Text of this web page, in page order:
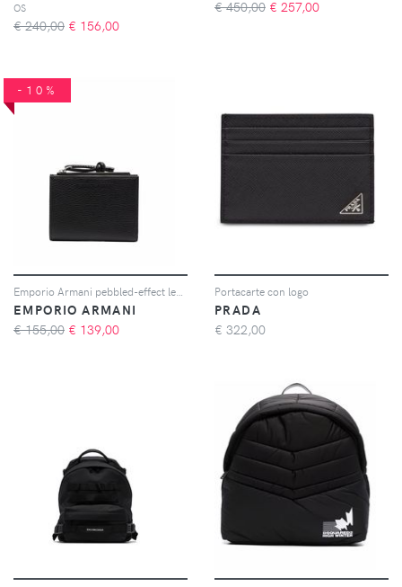
OS
€ 240,00 € 156,00
€ 450,00 € 257,00
-10%
EMPORIO ARMANI
€ 155,00 € 139,00
Portacarte con logo
PRADA
€ 322,00